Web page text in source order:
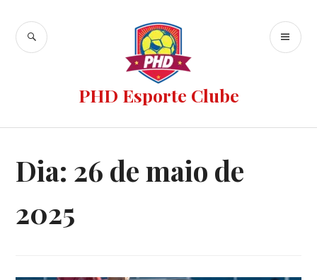
PHD Esporte Clube
Dia: 26 de maio de
2025